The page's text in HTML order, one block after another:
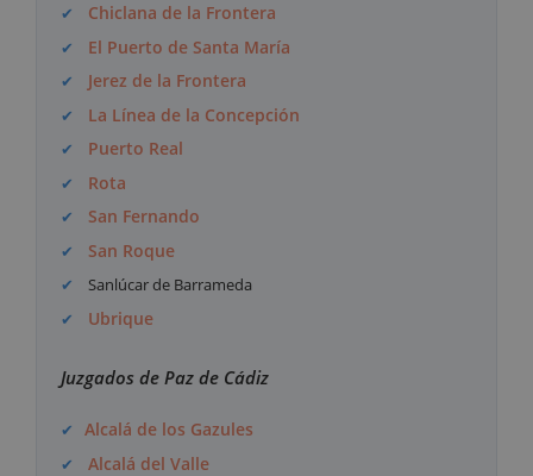
Chiclana de la Frontera
El Puerto de Santa María
Jerez de la Frontera
La Línea de la Concepción
Puerto Real
Rota
San Fernando
San Roque
Sanlúcar de Barrameda
Ubrique
Juzgados de Paz de Cádiz
Alcalá de los Gazules
Alcalá del Valle